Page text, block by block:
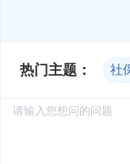
热门主题： 社